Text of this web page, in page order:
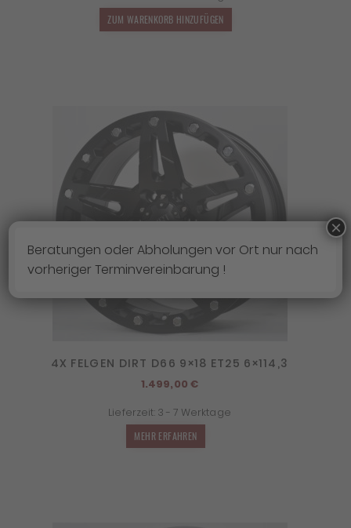
1.499,00 €
ZUM WARENKORB HINZUFÜGEN
4X FELGEN DIRT D66 9×18 ET25 6×114,3
1.499,00€
Lieferzeit: 3 - 7 Werktage
MEHR ERFAHREN
Beratungen oder Abholungen vor Ort nur nach
vorheriger Terminvereinbarung !
×